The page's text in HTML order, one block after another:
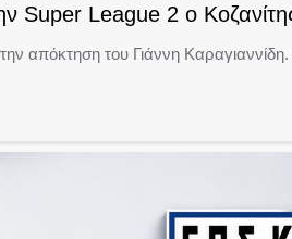
Super League 2 ο
απόκτηση του Γιάννη